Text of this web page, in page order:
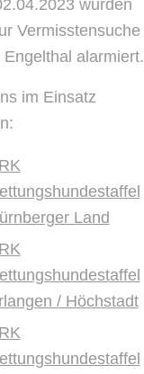
wurden
Vermisstensuche
Engelthal alarmiert.
im Einsatz
Land
/ Höchstadt